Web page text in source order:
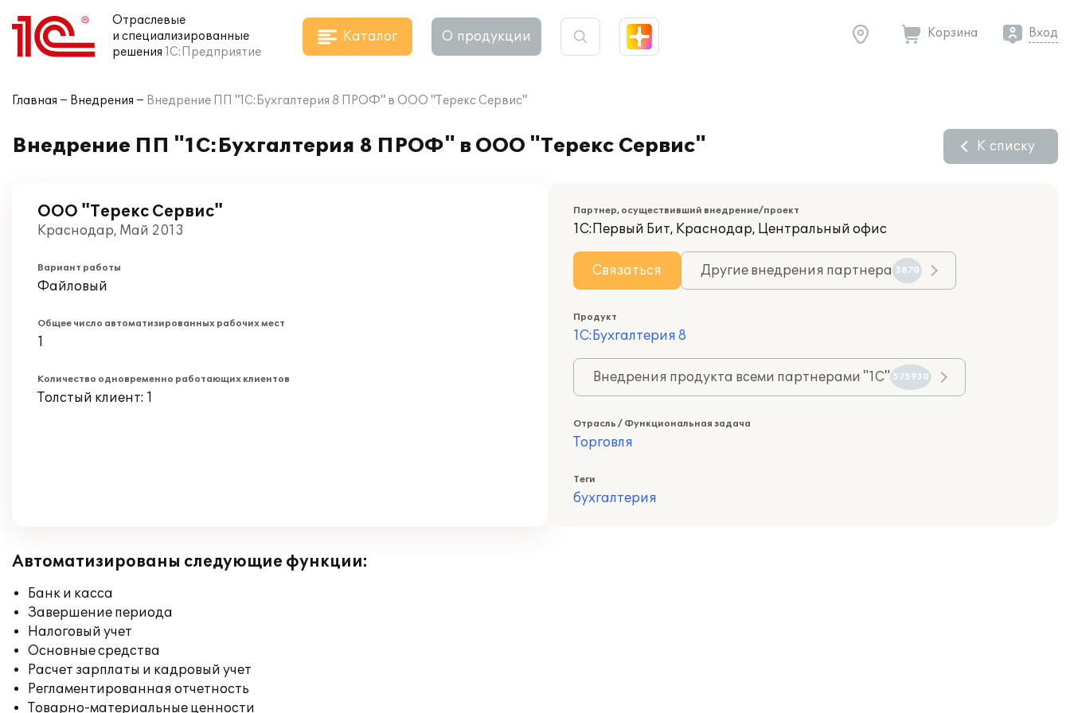
Отраслевые
и специализированные
решения 1С:Предприятие
Каталог О продукции Корзина Вход
Главная Внедрения Внедрение ПП "1С:Бухгалтерия 8 ПРОФ" в ООО "Терекс Сервис"
Внедрение ПП "1С:Бухгалтерия 8 ПРОФ" в ООО "Терекс Сервис" К списку
ООО "Терекс Сервис"
Краснодар, Май 2013
Вариант работы
Файловый
Общее число автоматизированных рабочих мест
1
Количество одновременно работающих клиентов
Толстый клиент: 1
Партнер, осуществивший внедрение/проект
1С:Первый Бит, Краснодар, Центральный офис
Связаться Другие внедрения партнера 3870
Продукт
1С:Бухгалтерия 8
Внедрения продукта всеми партнерами "1С" 575930
Отрасль / Функциональная задача
Торговля
Теги
бухгалтерия
Автоматизированы следующие функции:
Банк и касса
Завершение периода
Налоговый учет
Основные средства
Расчет зарплаты и кадровый учет
Регламентированная отчетность
Товарно-материальные ценности